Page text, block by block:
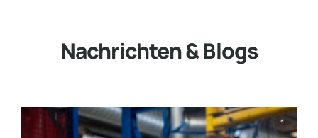
Nachrichten & Blogs